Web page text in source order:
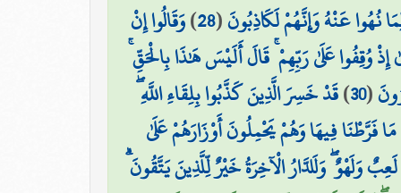
نُهُوا عَنْهُ وَإِنَّهُمْ لَكَاذِبُونَ(
28
)وَقَالُوا إِنْ
إِذْ وُقِفُوا عَلَىٰ رَبِّهِمْ ۚ قَالَ أَلَيْسَ هَٰذَا بِالْحَقِّ
(
30
)قَدْ خَسِرَ الَّذِينَ كَذَّبُوا بِلِقَاءِ اللَّهِ ۖ
فَرَّطْنَا فِيهَا وَهُمْ يَحْمِلُونَ أَوْزَارَهُمْ عَلَىٰ
لَعِبٌ وَلَهْوٌ ۖ وَلَلدَّارُ الْآخِرَةُ خَيْرٌ لِّلَّذِينَ يَتَّقُونَ